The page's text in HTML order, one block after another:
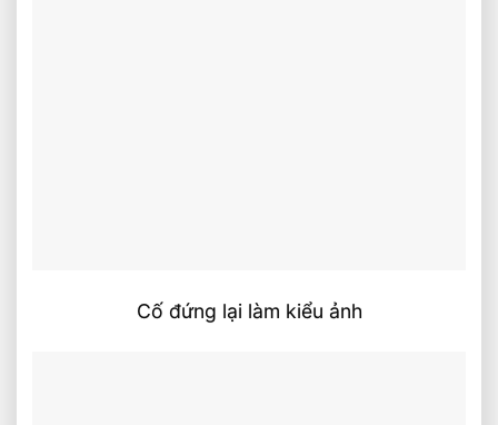
Cố đứng lại làm kiểu ảnh